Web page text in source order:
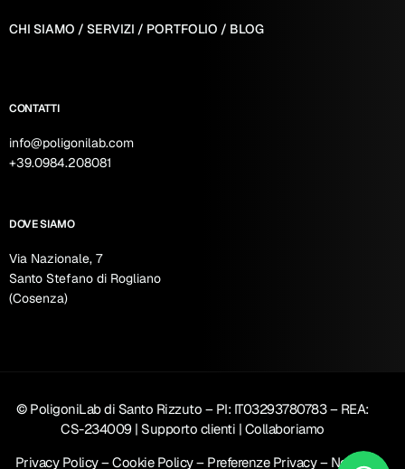
CHI SIAMO / SERVIZI / PORTFOLIO / BLOG
CONTATTI
info@poligonilab.com
+39.0984.208081
DOVE SIAMO
Via Nazionale, 7
Santo Stefano di Rogliano
(Cosenza)
© PoligoniLab di Santo Rizzuto – PI: IT03293780783 – REA:
CS-234009 | Supporto clienti | Collaboriamo
Privacy Policy–Cookie Policy– Preferenze Privacy– Notice